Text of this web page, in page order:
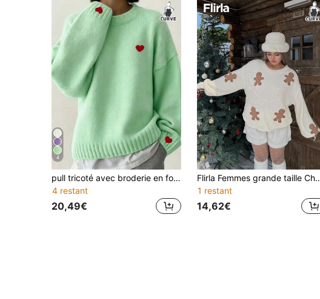
4
pull tricoté avec broderie en forme de cœur, style minimaliste décontracté européen et américain pour l'automne/hiver. Idéal pour les sorties en couple pour la Saint-Valentin. Tailles plus pour femmes.
4 restant
20,49€
Flirla Femmes grande taille Chandail décontracté ample à
1 restant
14,62€